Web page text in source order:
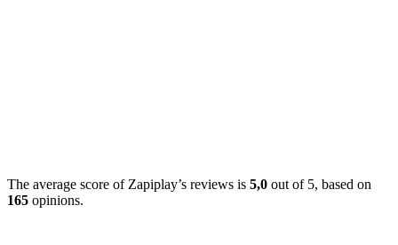
The average score of Zapiplay’s reviews is 5,0 out of 5, based on
165 opinions.